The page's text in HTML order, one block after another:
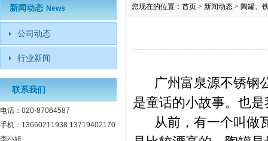
您现在的位置： 首页 > 新闻动态 > 陶罐、
广州富泉源不锈钢
是童话的小故事。也
从前，有一个叫做
新闻动态 News
公司动态
行业新闻
联系我们
电话：020-87064587
手机：13660211938 13719402170
李小姐